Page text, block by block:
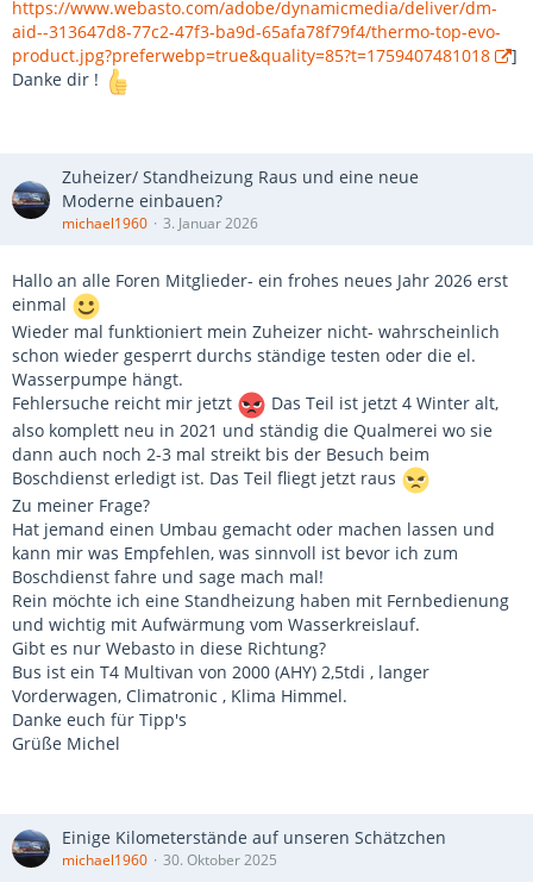
https://www.webasto.com/adobe/dynamicmedia/deliver/dm-
aid--313647d8-77c2-47f3-ba9d-65afa78f79f4/thermo-top-evo-
product.jpg?preferwebp=true&quality=85?t=1759407481018
]
Danke dir !
Zuheizer/ Standheizung Raus und eine neue
Moderne einbauen?
michael1960 3. Januar 2026
Hallo an alle Foren Mitglieder- ein frohes neues Jahr 2026 erst
einmal
Wieder mal funktioniert mein Zuheizer nicht- wahrscheinlich
schon wieder gesperrt durchs ständige testen oder die el.
Wasserpumpe hängt.
Fehlersuche reicht mir jetzt
Das Teil ist jetzt 4 Winter alt,
also komplett neu in 2021 und ständig die Qualmerei wo sie
dann auch noch 2-3 mal streikt bis der Besuch beim
Boschdienst erledigt ist. Das Teil fliegt jetzt raus
Zu meiner Frage?
Hat jemand einen Umbau gemacht oder machen lassen und
kann mir was Empfehlen, was sinnvoll ist bevor ich zum
Boschdienst fahre und sage mach mal!
Rein möchte ich eine Standheizung haben mit Fernbedienung
und wichtig mit Aufwärmung vom Wasserkreislauf.
Gibt es nur Webasto in diese Richtung?
Bus ist ein T4 Multivan von 2000 (AHY) 2,5tdi , langer
Vorderwagen, Climatronic , Klima Himmel.
Danke euch für Tipp's
Grüße Michel
Einige Kilometerstände auf unseren Schätzchen
michael1960 30. Oktober 2025